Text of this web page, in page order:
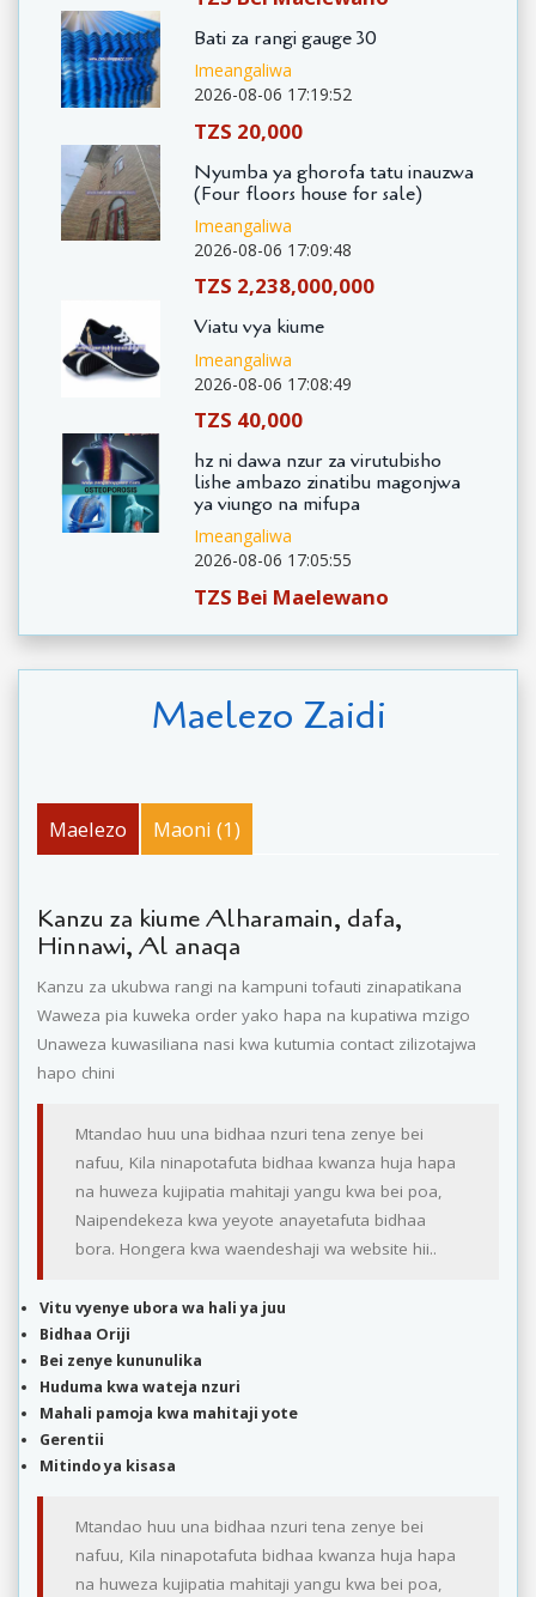
Bati za rangi gauge 30
Imeangaliwa
2026-08-06 17:19:52
TZS 20,000
Nyumba ya ghorofa tatu inauzwa
(Four floors house for sale)
Imeangaliwa
2026-08-06 17:09:48
TZS 2,238,000,000
Viatu vya kiume
Imeangaliwa
2026-08-06 17:08:49
TZS 40,000
hz ni dawa nzur za virutubisho
lishe ambazo zinatibu magonjwa
ya viungo na mifupa
Imeangaliwa
2026-08-06 17:05:55
TZS Bei Maelewano
Maelezo Zaidi
Maelezo Maoni (1)
Kanzu za kiume Alharamain, dafa,
Hinnawi, Al anaqa
Kanzu za ukubwa rangi na kampuni tofauti zinapatikana
Waweza pia kuweka order yako hapa na kupatiwa mzigo
Unaweza kuwasiliana nasi kwa kutumia contact zilizotajwa
hapo chini
Mtandao huu una bidhaa nzuri tena zenye bei
nafuu, Kila ninapotafuta bidhaa kwanza huja hapa
na huweza kujipatia mahitaji yangu kwa bei poa,
Naipendekeza kwa yeyote anayetafuta bidhaa
bora. Hongera kwa waendeshaji wa website hii..
Vitu vyenye ubora wa hali ya juu
Bidhaa Oriji
Bei zenye kununulika
Huduma kwa wateja nzuri
Mahali pamoja kwa mahitaji yote
Gerentii
Mitindo ya kisasa
Mtandao huu una bidhaa nzuri tena zenye bei
nafuu, Kila ninapotafuta bidhaa kwanza huja hapa
na huweza kujipatia mahitaji yangu kwa bei poa,